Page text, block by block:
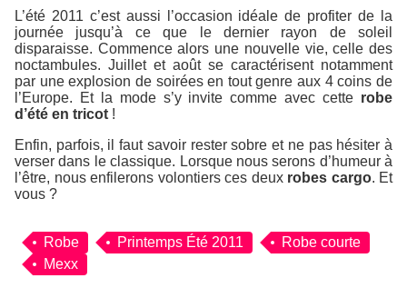
L’été 2011 c’est aussi l’occasion idéale de profiter de la
journée jusqu’à ce que le dernier rayon de soleil
disparaisse. Commence alors une nouvelle vie, celle des
noctambules. Juillet et août se caractérisent notamment
par une explosion de soirées en tout genre aux 4 coins de
l’Europe. Et la mode s’y invite comme avec cette robe
d’été en tricot !
Enfin, parfois, il faut savoir rester sobre et ne pas hésiter à
verser dans le classique. Lorsque nous serons d’humeur à
l’être, nous enfilerons volontiers ces deux robes cargo. Et
vous ?
Robe Printemps Été 2011
Robe courte
Mexx